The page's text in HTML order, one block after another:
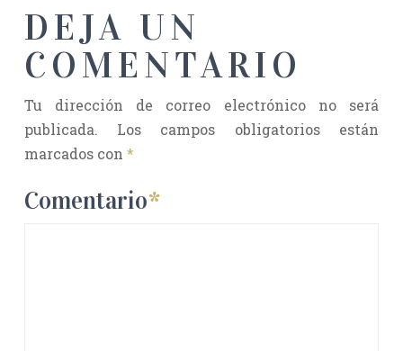
DEJA UN
COMENTARIO
Tu dirección de correo electrónico no será
publicada.
Los campos obligatorios están
marcados con *
Comentario*